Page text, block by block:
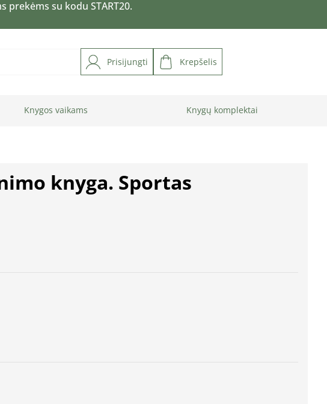
prekėms su kodu START20.
Prisijungti Krepšelis
Knygos vaikams Knygų komplektai
knyga. Sportas